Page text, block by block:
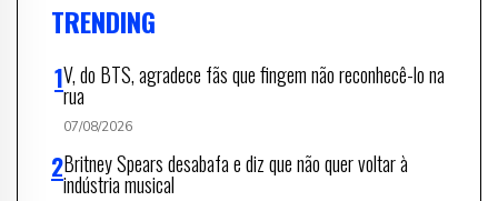
TRENDING
V, do BTS, agradece fãs que fingem não reconhecê-lo na
rua
07/08/2026
Britney Spears desabafa e diz que não quer voltar à
indústria musical